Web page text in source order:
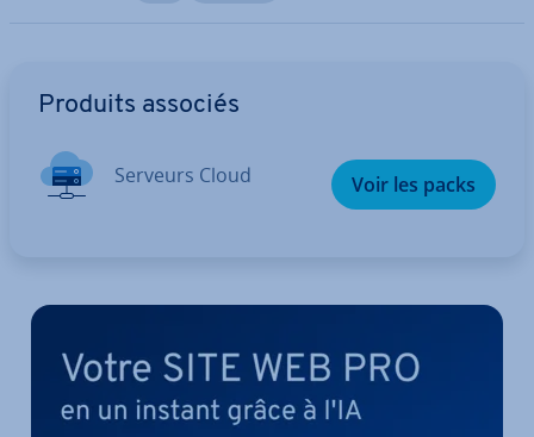
Produits associés
Serveurs Cloud Voir les packs